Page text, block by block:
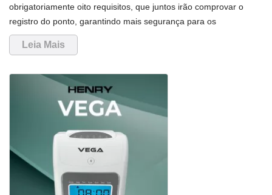
obrigatoriamente oito requisitos, que juntos irão comprovar o
registro do ponto, garantindo mais segurança para os
funcionários e empresas.O Primeiro requisito mostra que os
relógios devem estar em ambiente interno com precisão mínima
a hora minutos e segundos no visor ou tela do Relógio de
Ponto.Outro recurso importante e
Leia Mais